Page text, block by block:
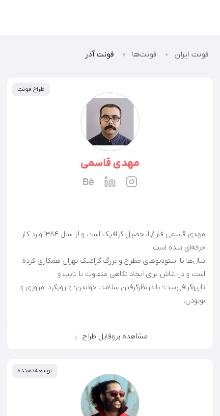
فونت ایران فونت‌ها فونت آذر
طراح فونت
مهدی قاسمی
مهدی قاسمی فارغ‌التحصیل گرافیک است و از سال ۱۳۸۴ وارد کار
سال‌ها با استودیوهای مطرح و بزرگ گرافیک تهران همکاری کرده
است و در تلاش برای ایجاد نگاهی متفاوت با تایپ و
تایپوگرافی‌ست؛ با درنظرگرفتن سلامت خواندن؛ و رویکرد امروزی و
نوبودن.
مشاهده پروفایل طراح
توسعه‌دهنده